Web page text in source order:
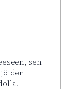
sen